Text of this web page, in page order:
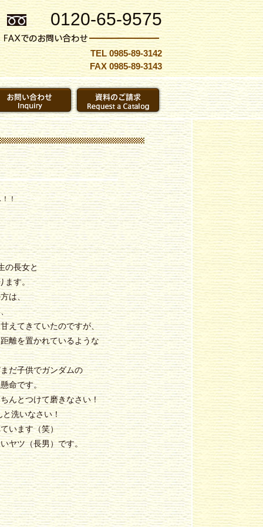
0120-65-9575
TEL 0985-89-3142
FAX 0985-89-3143
！！
の長女と
ます。
は、
えてきていたのですが、
離を置かれているような
だ子供でガンダムの
命です。
んとつけて磨きなさい！
なさい！
います（笑）
ヤツ（長男）です。